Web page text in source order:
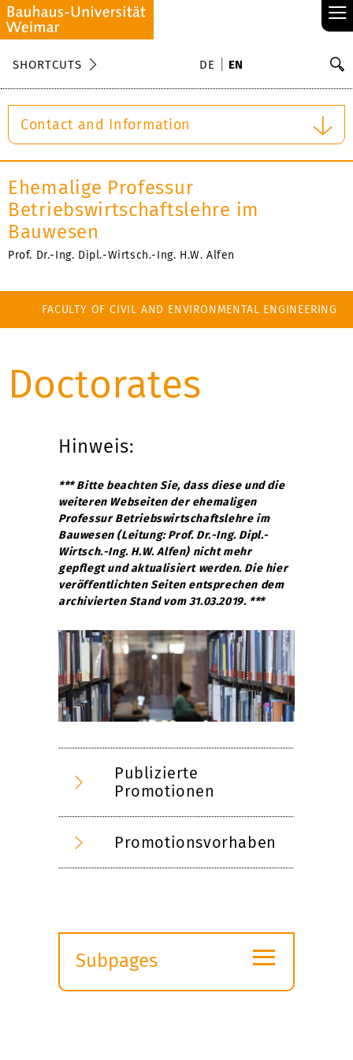
≡
SHORTCUTS DE EN
Contact and Information
Ehemalige Professur
Betriebswirtschaftslehre im
Bauwesen
Prof. Dr.-Ing. Dipl.-Wirtsch.-Ing. H.W. Alfen
FACULTY OF CIVIL AND ENVIRONMENTAL ENGINEERING
Doctorates
Hinweis:
*** Bitte beachten Sie, dass diese und die
weiteren Webseiten der ehemaligen
Professur Betriebswirtschaftslehre im
Bauwesen (Leitung: Prof. Dr.-Ing. Dipl.-
Wirtsch.-Ing. H.W. Alfen) nicht mehr
gepflegt und aktualisiert werden. Die hier
veröffentlichten Seiten entsprechen dem
archivierten Stand vom 31.03.2019. ***
Publizierte
Promotionen
Promotionsvorhaben
Subpages
≡